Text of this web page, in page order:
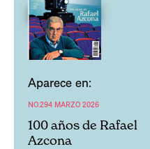
Aparece en:
NO.294 MARZO 2026
100 años de Rafael
Azcona